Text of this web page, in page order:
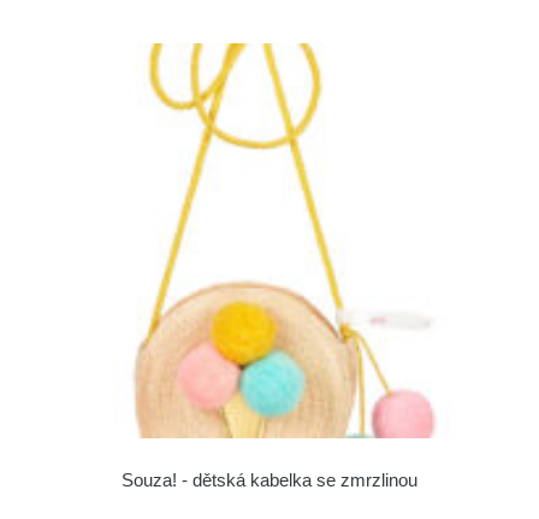
Souza! - dětská kabelka se zmrzlinou